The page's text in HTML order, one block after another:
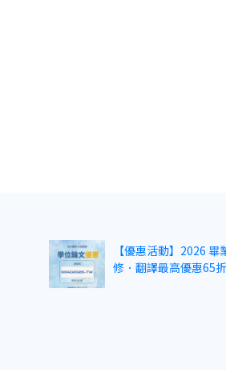
【優惠活動】2026
修．翻譯最高優惠65折